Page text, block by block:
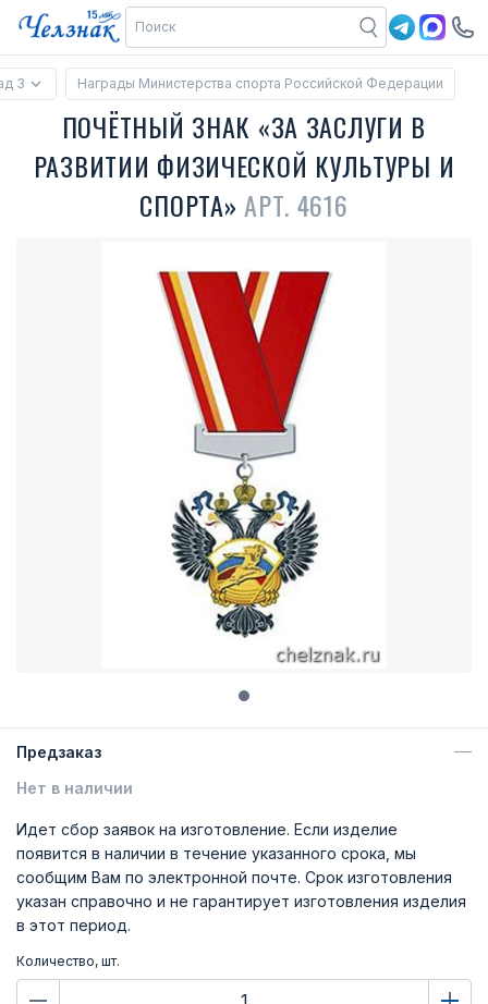
3 Награды Министерства спорта Российской Федерации
ПОЧЁТНЫЙ ЗНАК «ЗА ЗАСЛУГИ В
РАЗВИТИИ ФИЗИЧЕСКОЙ КУЛЬТУРЫ И
СПОРТА»АРТ. 4616
Предзаказ
Нет в наличии
Идет сбор заявок на изготовление. Если изделие
появится в наличии в течение указанного срока, мы
сообщим Вам по электронной почте. Срок изготовления
указан справочно и не гарантирует изготовления изделия
в этот период.
Количество, шт.